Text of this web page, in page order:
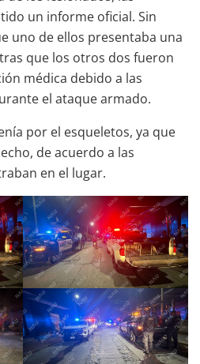
un informe oficial. Sin
uno de ellos presentaba una
que los otros dos fueron
médica debido a las
el ataque armado.
por el esqueletos, ya que
de acuerdo a las
en el lugar.